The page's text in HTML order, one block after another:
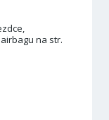
na str.